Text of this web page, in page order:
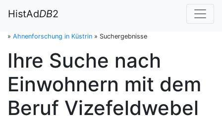
HistAdDB2
» Ahnenforschung in Küstrin » Suchergebnisse
Ihre Suche nach
Einwohnern mit dem
Beruf Vizefeldwebel